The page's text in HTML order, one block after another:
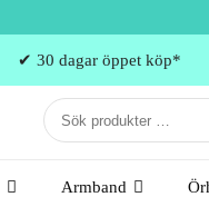
✔ 30 dagar öppet köp*
Armband